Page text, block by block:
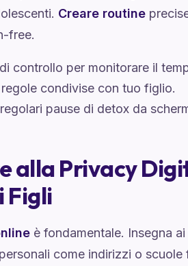
Creare routine
free.
controllo per monitorare il
condivise con tuo figlio.
pause di detox da
alla Privacy
Figli
è fondamentale. Insegna
come indirizzi o scuole